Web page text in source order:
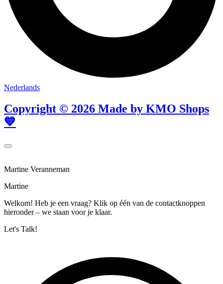
Nederlands
Copyright © 2026 Made by KMO Shops
💙
Martine Veranneman
Martine
Welkom! Heb je een vraag? Klik op één van de contactknoppen
hieronder – we staan voor je klaar.
Let's Talk!